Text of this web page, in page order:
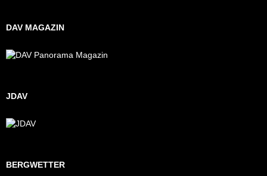
DAV MAGAZIN
JDAV
BERGWETTER